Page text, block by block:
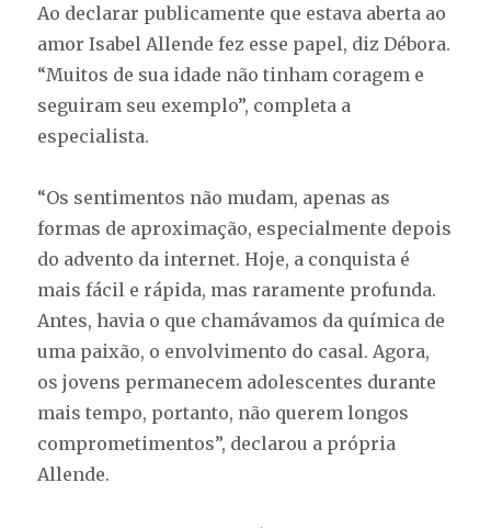
Ao declarar publicamente que estava aberta ao
amor Isabel Allende fez esse papel, diz Débora.
“Muitos de sua idade não tinham coragem e
seguiram seu exemplo”, completa a
especialista.
“Os sentimentos não mudam, apenas as
formas de aproximação, especialmente depois
do advento da internet. Hoje, a conquista é
mais fácil e rápida, mas raramente profunda.
Antes, havia o que chamávamos da química de
uma paixão, o envolvimento do casal. Agora,
os jovens permanecem adolescentes durante
mais tempo, portanto, não querem longos
comprometimentos”, declarou a própria
Allende.